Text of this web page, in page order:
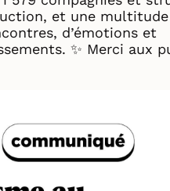
et une
d’émotions et
✨ Merci aux
prochaine ! 🌴
Festival & Compagnies
Les services
partir du 3 août